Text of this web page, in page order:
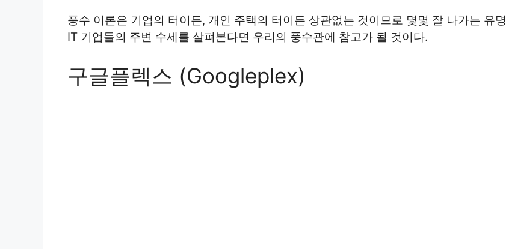
풍수 이론은 기업의 터이든, 개인 주택의 터이든 상관없는 것이므로 몇몇 잘 나가는 유명
IT 기업들의 주변 수세를 살펴본다면 우리의 풍수관에 참고가 될 것이다.
구글플렉스 (Googleplex)